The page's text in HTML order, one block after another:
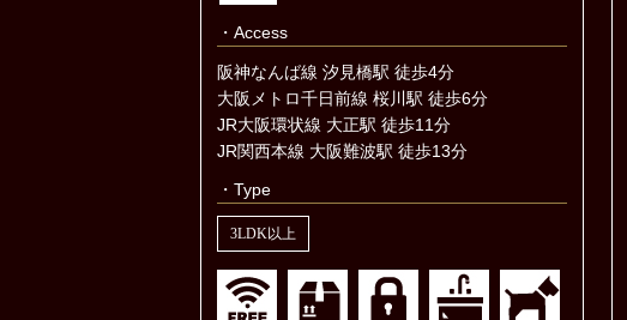
・Access
阪神なんば線 汐見橋駅 徒歩4分
大阪メトロ千日前線 桜川駅 徒歩6分
JR大阪環状線 大正駅 徒歩11分
JR関西本線 大阪難波駅 徒歩13分
・Type
3LDK以上